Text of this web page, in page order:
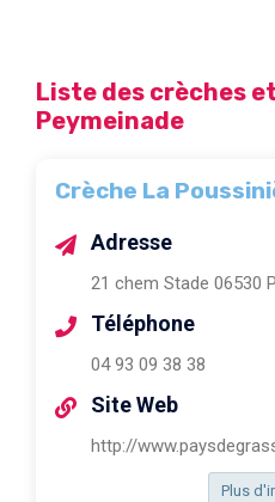
Liste des crèches
Peymeinade
Crèche La
Plus
Adresse
21 chem Stade 06530
Téléphone
04 93 09 38 38
Site Web